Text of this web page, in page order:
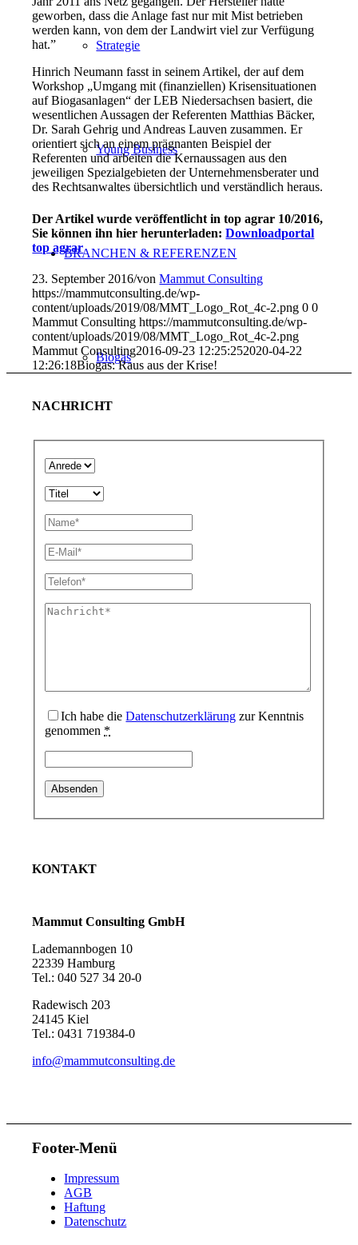
Strategie
Young Business
BRANCHEN & REFERENZEN
Biogas
Prozessoptimierung.
Nachfolge
Simulationsverfahren.
geworben, dass die Anlage fast nur mit Mist betrieben
werden kann, von dem der Landwirt viel zur Verfügung
hat.”
Hinrich Neumann fasst in seinem Artikel, der auf dem
Workshop „Umgang mit (finanziellen) Krisensituationen
auf Biogasanlagen“ der LEB Niedersachsen basiert, die
wesentlichen Aussagen der Referenten Matthias Bäcker,
Dr. Sarah Gehrig und Andreas Lauven zusammen. Er
orientiert sich an einem prägnanten Beispiel der
Referenten und arbeiten die Kernaussagen aus den
jeweiligen Spezialgebieten der Unternehmensberater und
des Rechtsanwaltes übersichtlich und verständlich heraus.
Der Artikel wurde veröffentlicht in top agrar 10/2016,
Sie können ihn hier herunterladen:Downloadportal
top agrar
23. September 2016/vonMammut Consulting
https://mammutconsulting.de/wp-
content/uploads/2019/08/MMT_Logo_Rot_4c-2.png 0 0
Mammut Consulting https://mammutconsulting.de/wp-
content/uploads/2019/08/MMT_Logo_Rot_4c-2.png
Mammut Consulting2016-09-23 12:25:252020-04-22
12:26:18Biogas: Raus aus der Krise!
NACHRICHT
Ich habe dieDatenschutzerklärung zur Kenntnis
genommen *
KONTAKT
Mammut Consulting GmbH
Lademannbogen 10
22339 Hamburg
Tel.: 040 527 34 20-0
Radewisch 203
24145 Kiel
Tel.: 0431 719384-0
info@mammutconsulting.de
Footer-Menü
Impressum
AGB
Haftung
Datenschutz